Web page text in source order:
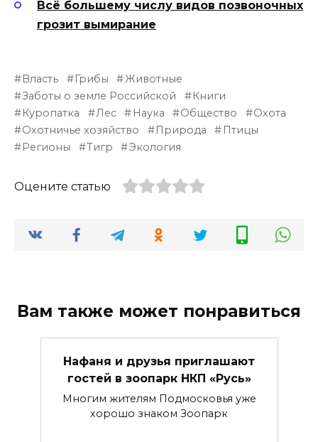
Всё большему числу видов позвоночных
грозит вымирание
Власть Грибы
Животные
Заботы о земле Российской
Книги
Куропатка
Лес Наука Общество
Охота
Охотничье хозяйство
Природа
Птицы
Регионы
Тигр Экология
Оцените статью
Вам также может понравиться
Нафаня и друзья приглашают
гостей в зоопарк НКП «Русь»
Многим жителям Подмосковья уже
хорошо знаком Зоопарк